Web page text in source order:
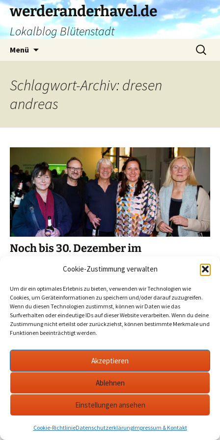
Cookie-Zustimmung verwalten
Um dir ein optimales Erlebnis zu bieten, verwenden wir Technologien wie
Cookies, um Geräteinformationen zu speichern und/oder darauf zuzugreifen.
Wenn du diesen Technologien zustimmst, können wir Daten wie das
Surfverhalten oder eindeutige IDs auf dieser Website verarbeiten. Wenn du deine
Zustimmung nicht erteilst oder zurückziehst, können bestimmte Merkmale und
Funktionen beeinträchtigt werden.
Akzeptieren
Ablehnen
Einstellungen ansehen
Cookie-RichtlinieDatenschutzerklärungImpressum & Kontakt
Zum
Inhalt
springen
werderanderhavel.de
Lokalblog Blütenstadt
Menü
Suchen
nach:
Schlagwort-Archiv: dresen
andreas
Noch bis 30. Dezember im
Andreas Dresen und Team
2023-12-24 Werder Havel dresen andreas,
filmmuseum,Potsdam
Noch bis kurz vor Jahresende ist im Filmmuseum Potsdam
eine Ausstellung zum Filmwerk von Andreas Dresen zu
sehen.…mehr
Datenschutzerklärung werderanderhavel.de